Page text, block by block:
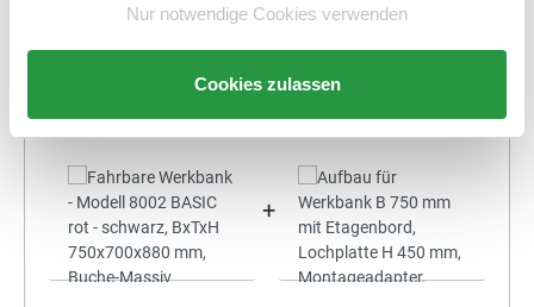
Nur notwendige Cookies verwenden
Cookies zulassen
Details In den Warenkorb
+